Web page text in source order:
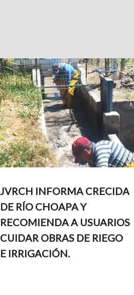
JVRCH INFORMA CRECIDA
DE RÍO CHOAPA Y
RECOMIENDA A USUARIOS
CUIDAR OBRAS DE RIEGO
E IRRIGACIÓN.